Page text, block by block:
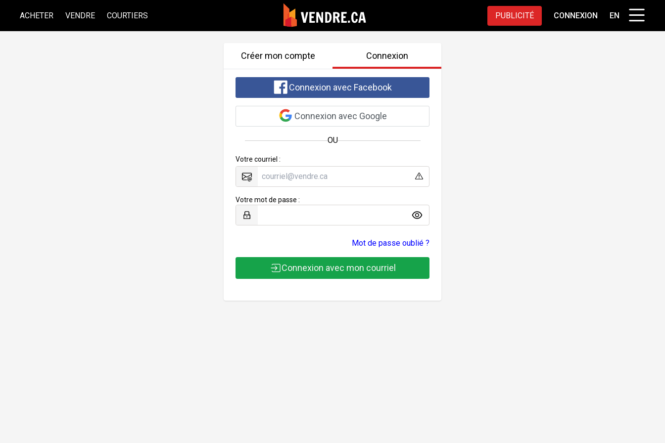
ACHETER VENDRE COURTIERS PUBLICITÉ CONNEXION EN
Créer mon compte Connexion
Connexion avec Facebook
Connexion avec Google
OU
Votre courriel :
Votre mot de passe :
Mot de passe oublié ?
Connexion avec mon courriel